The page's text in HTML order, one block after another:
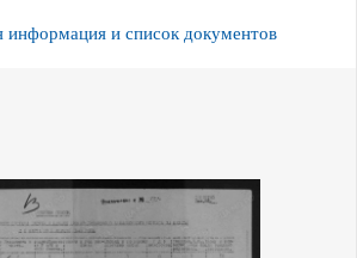
и список документов